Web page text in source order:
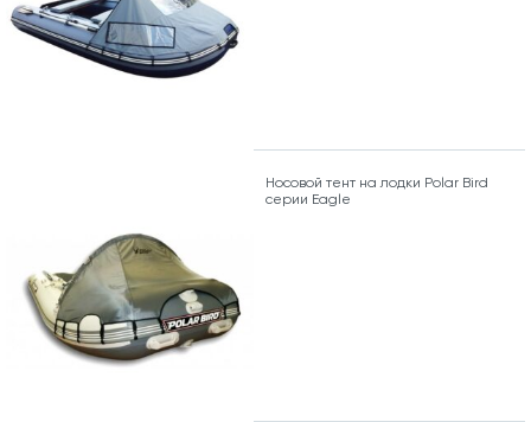
Носовой тент на лодки Polar Bird
серии Eagle